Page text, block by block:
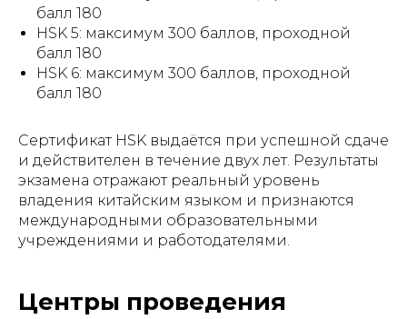
балл 180
HSK 5: максимум 300 баллов, проходной
балл 180
HSK 6: максимум 300 баллов, проходной
балл 180
Сертификат HSK выдаётся при успешной сдаче
и действителен в течение двух лет. Результаты
экзамена отражают реальный уровень
владения китайским языком и признаются
международными образовательными
учреждениями и работодателями.
Центры проведения